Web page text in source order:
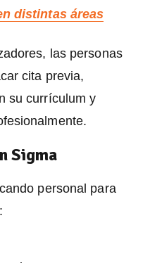
distintas áreas
las personas
cita previa,
su currículum y
Sigma
personal para